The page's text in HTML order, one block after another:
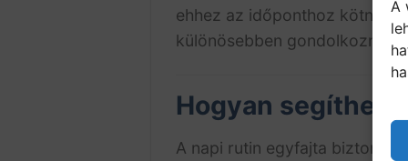
A
ehhez az időponthoz kötni a
különösebben gondolkoznod
Hogyan segíthet
A napi rutin egyfajta